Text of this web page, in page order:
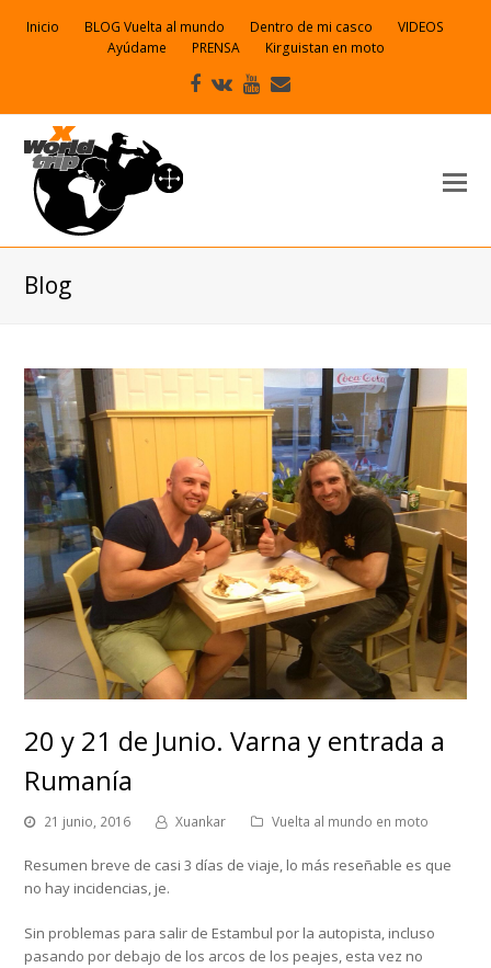
Inicio BLOG Vuelta al mundo Dentro de mi casco
VIDEOS
Ayúdame
PRENSA Kirguistan en moto
Facebook
VK Youtube
electrónico
Blog
20 y 21 de Junio. Varna y entrada a
Rumanía
21 junio, 2016 Xuankar Vuelta al mundo en moto
Resumen breve de casi 3 días de viaje, lo más reseñable es que
no hay incidencias, je.
Sin problemas para salir de Estambul por la autopista, incluso
pasando por debajo de los arcos de los peajes, esta vez no